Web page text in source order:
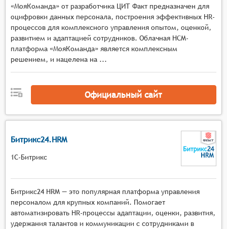
Индивидуальный подход к адаптации:
Возможность настройки адаптационных
программ под индивидуальные потребности и
особенности каждого нового сотрудника,
включая выбор методов адаптации
персонализированных планов развития.
Групповые активности и мероприятия:
Платформа для организации и проведения
групповых мероприятий, направленных на
адаптацию новых сотрудников, таких как
семинары, тренинги, командные активности,
способствующие установлению связей и
коммуникации между сотрудниками.
Обратная связь и оценка: Функционал для
сбора и анализа обратной связи от новых
сотрудников, их коллег и руководителей,
позволяющий оценить эффективность
«МояКоманда» от разработчика ЦИТ Факт предназначен для
оцифровки данных персонала, построения эффективных HR-
процессов для комплексного управления опытом, оценкой,
развитием и адаптацией сотрудников. Облачная HCM-
платформа «МояКоманда» является комплексным
решением, и нацелена на ...
Официальный сайт
Битрикс24.HRM
1С-Битрикс
Битрикс24 HRM — это популярная платформа управления
персоналом для крупных компаний. Помогает
автоматизировать HR-процессы адаптации, оценки, развития,
удержания талантов и коммуникации с сотрудниками в